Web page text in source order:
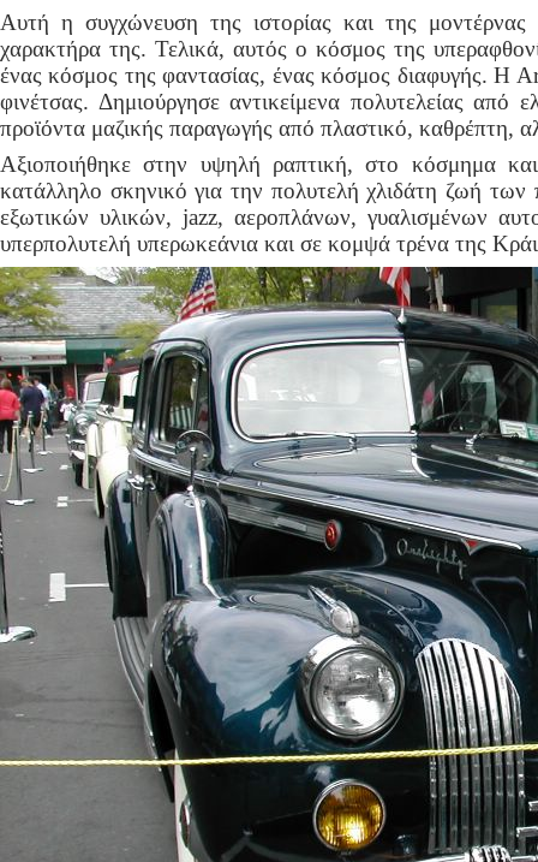
Αυτή η συγχώνευση της ιστορίας και της
χαρακτήρα της. Τελικά, αυτός ο κόσμος της
ένας κόσμος της φαντασίας, ένας κόσμος διαφυγής. Η
φινέτσας. Δημιούργησε αντικείμενα πολυτελείας από
προϊόντα μαζικής παραγωγής από πλαστικό, καθρέπτη,
Αξιοποιήθηκε στην υψηλή ραπτική, στο κόσμημα και
κατάλληλο σκηνικό για την πολυτελή χλιδάτη ζωή των
εξωτικών υλικών, jazz, αεροπλάνων, γυαλισμένων
υπερπολυτελή υπερωκεάνια και σε κομψά τρένα της